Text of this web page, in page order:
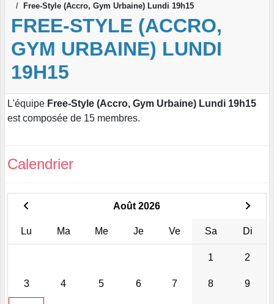
Free-Style (Accro, Gym Urbaine) Lundi 19h15
FREE-STYLE (ACCRO,
GYM URBAINE) LUNDI
19H15
L'équipe Free-Style (Accro, Gym Urbaine) Lundi 19h15
est composée de 15 membres.
Calendrier
Août 2026
Lu Ma Me Je Ve Sa Di
1 2
3 4 5 6 7 8 9